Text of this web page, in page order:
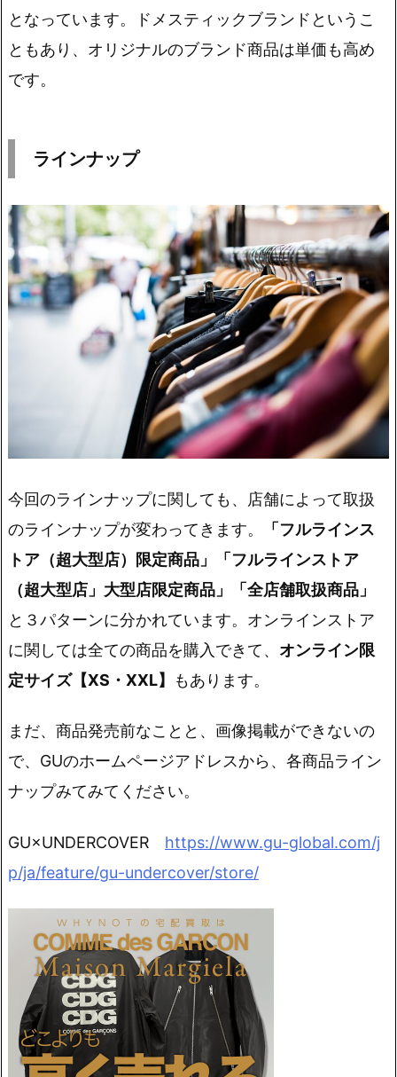
となっています。ドメスティックブランドというこ
ともあり、オリジナルのブランド商品は単価も高め
です。
ラインナップ
今回のラインナップに関しても、店舗によって取扱
のラインナップが変わってきます。
「フルラインス
トア（超大型店）限定商品」「フルラインストア
（超大型店」大型店限定商品」「全店舗取扱商品」
と３パターンに分かれています。オンラインストア
に関しては全ての商品を購入できて、 オンライン限
定サイズ【XS・XXL】
もあります。
まだ、商品発売前なことと、画像掲載ができないの
で、GUのホームページアドレスから、各商品ライン
ナップみてみてください。
GU×UNDERCOVER https://www.gu-global.com/j
p/ja/feature/gu-undercover/store/